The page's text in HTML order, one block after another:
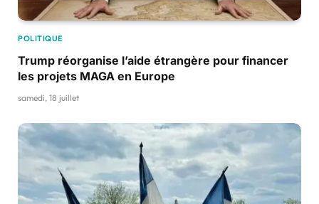
POLITIQUE
Trump réorganise l’aide étrangère pour financer
les projets MAGA en Europe
samedi, 18 juillet